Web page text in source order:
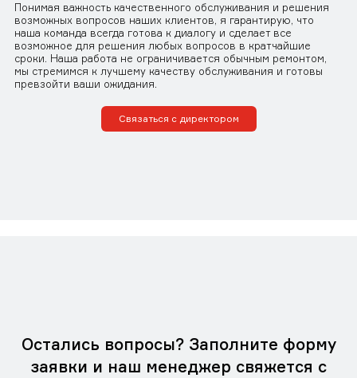
Понимая важность качественного обслуживания и решения
возможных вопросов наших клиентов, я гарантирую, что
наша команда всегда готова к диалогу и сделает все
возможное для решения любых вопросов в кратчайшие
сроки. Наша работа не ограничивается обычным ремонтом,
мы стремимся к лучшему качеству обслуживания и готовы
превзойти ваши ожидания.
Связаться с директором
Остались вопросы? Заполните форму
заявки и наш менеджер свяжется с